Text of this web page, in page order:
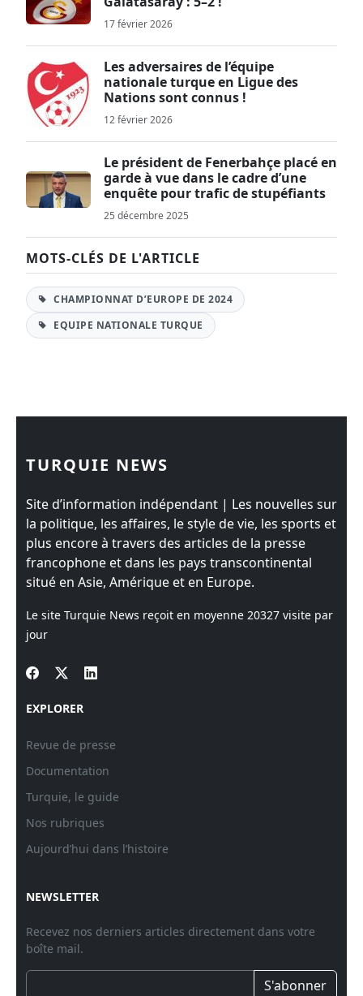
17 février 2026
Les adversaires de l’équipe
nationale turque en Ligue des
Nations sont connus !
12 février 2026
Le président de Fenerbahçe placé en
garde à vue dans le cadre d’une
enquête pour trafic de stupéfiants
25 décembre 2025
MOTS-CLÉS DE L'ARTICLE
CHAMPIONNAT D’EUROPE DE 2024
EQUIPE NATIONALE TURQUE
TURQUIE NEWS
Site d’information indépendant | Les nouvelles sur
la politique, les affaires, le style de vie, les sports et
plus encore à travers des articles de la presse
francophone et dans les pays transcontinental
situé en Asie, Amérique et en Europe.
Le site Turquie News reçoit en moyenne 20327 visite par
jour
EXPLORER
Revue de presse
Documentation
Turquie, le guide
Nos rubriques
Aujourd’hui dans l’histoire
NEWSLETTER
Recevez nos derniers articles directement dans votre
boîte mail.
S'abonner